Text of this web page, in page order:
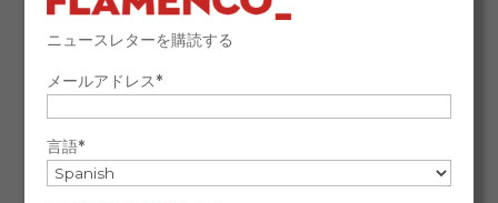
2025年10月6日
ニュースレターを購読する
メールアドレス*
言語*